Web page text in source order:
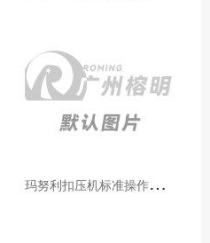
玛
努利扣压机标准操作流程：广州代理手把手教学（新手也能学会）